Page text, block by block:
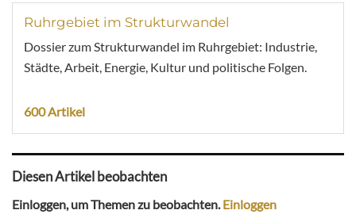
Ruhrgebiet im Strukturwandel
Dossier zum Strukturwandel im Ruhrgebiet: Industrie,
Städte, Arbeit, Energie, Kultur und politische Folgen.
600 Artikel
Diesen Artikel beobachten
Einloggen, um Themen zu beobachten.Einloggen